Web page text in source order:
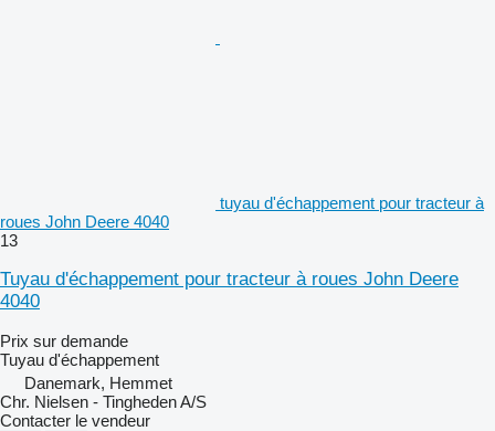
tuyau d'échappement pour tracteur à
roues John Deere 4040
13
Tuyau d'échappement pour tracteur à roues John Deere
4040
Prix sur demande
Tuyau d'échappement
Danemark, Hemmet
Chr. Nielsen - Tingheden A/S
Contacter le vendeur